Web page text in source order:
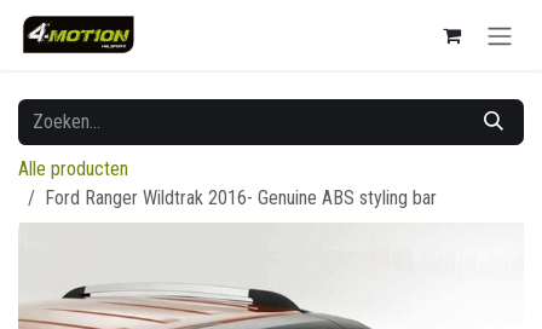
Overslaan naar inhoud
Alle producten
Ford Ranger Wildtrak 2016- Genuine ABS styling bar